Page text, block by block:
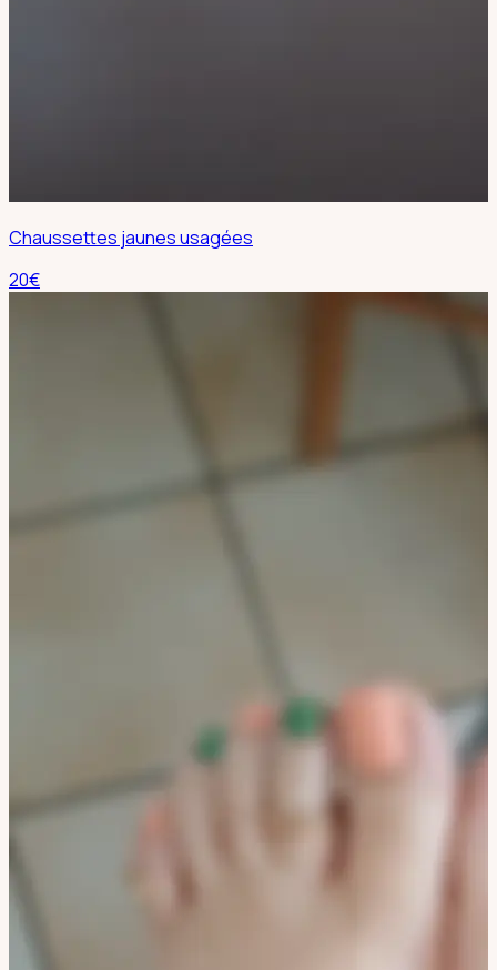
Chaussettes jaunes usagées
20€